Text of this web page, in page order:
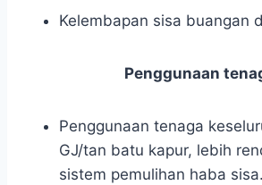
Kelembapan sisa buangan
Penggunaan
Penggunaan tenaga
GJ/tan batu kapur, lebih
sistem pemulihan haba sisa.